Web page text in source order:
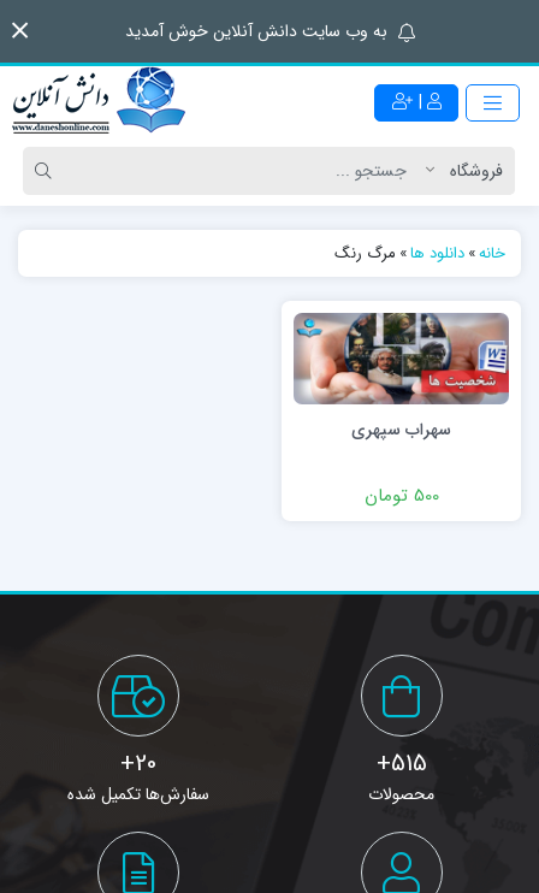
به وب سایت دانش آنلاین خوش آمدید
|
خانه»دانلود ها» مرگ رنگ
سهراب سپهری
500 تومان
515+
محصولات
20+
سفارش‌ها تکمیل شده